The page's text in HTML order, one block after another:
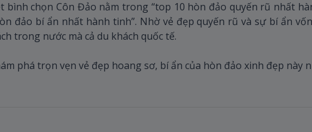
bình chọn Côn Đảo nằm trong “top 10 hòn đảo quyến rũ nhất
đảo bí ẩn nhất hành tinh”. Nhờ vẻ đẹp quyến rũ và sự bí ẩn
trong nước mà cả du khách quốc tế.
phá trọn vẹn vẻ đẹp hoang sơ, bí ẩn của hòn đảo xinh đẹp này